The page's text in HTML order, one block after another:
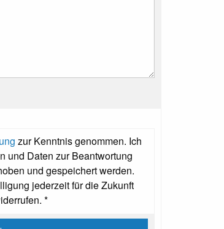
zur Kenntnis genommen. Ich
und Daten zur Beantwortung
und gespeichert werden.
jederzeit für die Zukunft
*